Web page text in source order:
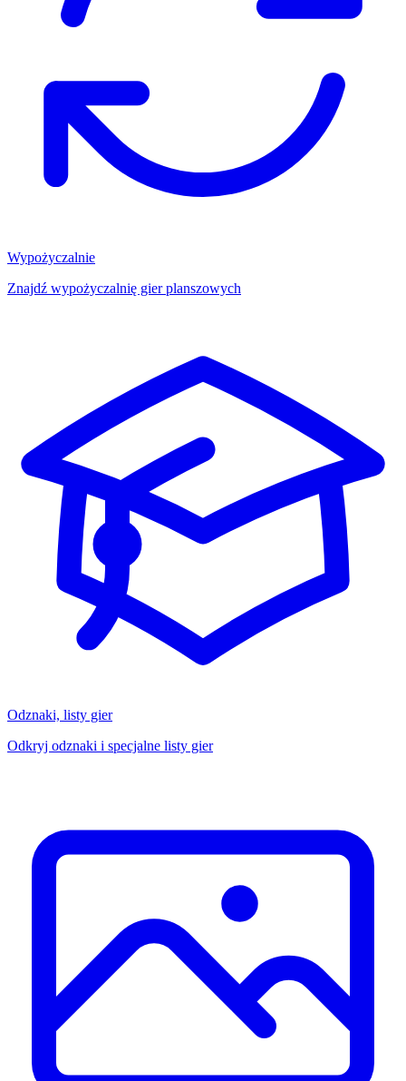
Wypożyczalnie
Znajdź wypożyczalnię gier planszowych
Odznaki, listy gier
Odkryj odznaki i specjalne listy gier